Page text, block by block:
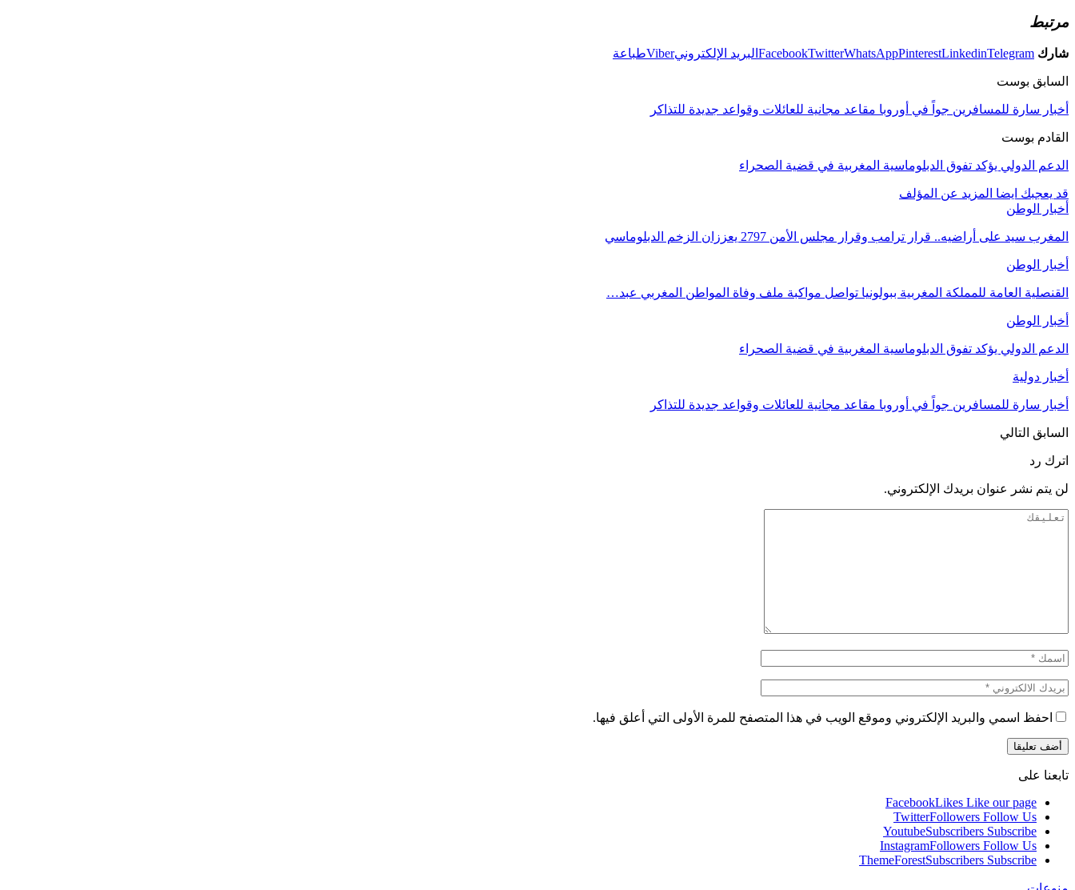
مرتبط
شارك FacebookTwitterWhatsAppPinterestLinkedinTelegram البريد الإلكترونيViberطباعة
السابق بوست
أخبار سارة للمسافرين جواً في أوروبا مقاعد مجانية للعائلات وقواعد جديدة للتذاكر
القادم بوست
الدعم الدولي يؤكد تفوق الدبلوماسية المغربية في قضية الصحراء
قد يعجبك ايضا المزيد عن المؤلف
أخبار الوطن
المغرب سيد على أراضيه.. قرار ترامب وقرار مجلس الأمن 2797 يعززان الزخم الدبلوماسي
أخبار الوطن
القنصلية العامة للمملكة المغربية ببولونيا تواصل مواكبة ملف وفاة المواطن المغربي عبد…
أخبار الوطن
الدعم الدولي يؤكد تفوق الدبلوماسية المغربية في قضية الصحراء
أخبار دولية
أخبار سارة للمسافرين جواً في أوروبا مقاعد مجانية للعائلات وقواعد جديدة للتذاكر
السابق التالي
اترك رد
لن يتم نشر عنوان بريدك الإلكتروني.
احفظ اسمي والبريد الإلكتروني وموقع الويب في هذا المتصفح للمرة الأولى التي أعلق فيها.
تابعنا على
FacebookLikes Like our page
TwitterFollowers Follow Us
YoutubeSubscribers Subscribe
InstagramFollowers Follow Us
ThemeForestSubscribers Subscribe